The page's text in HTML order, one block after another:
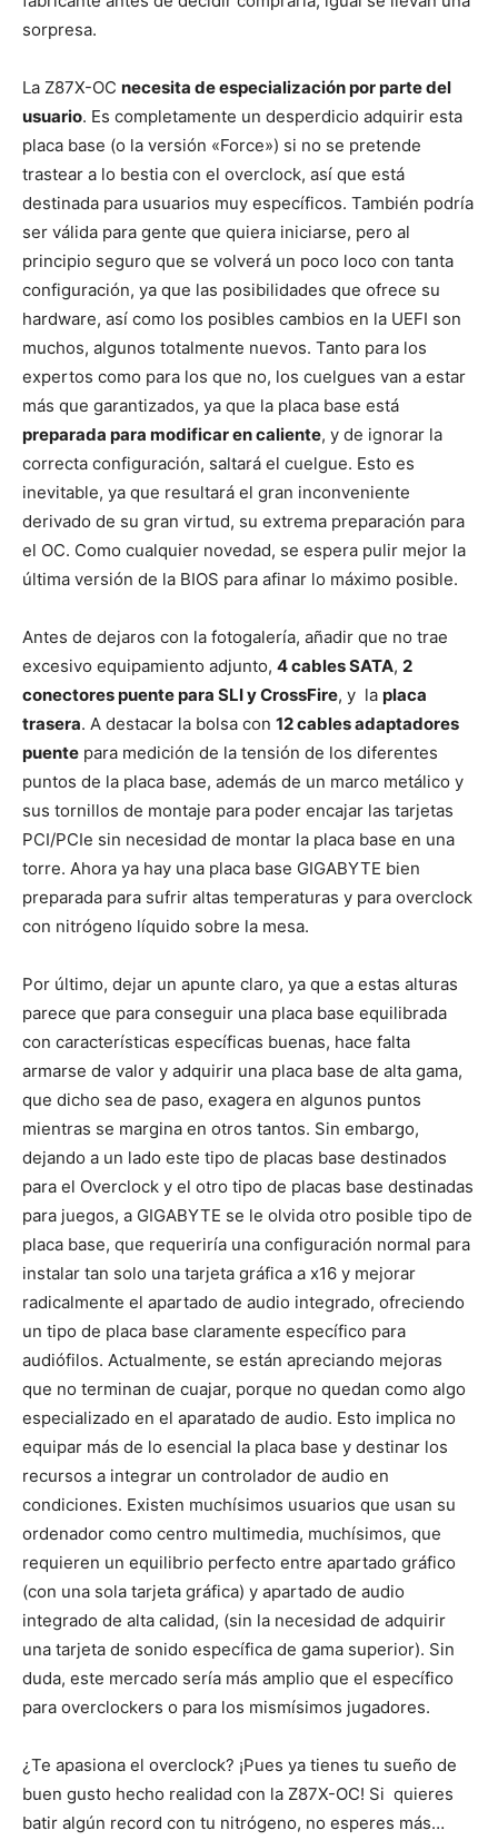
sorpresa.
La Z87X-OC necesita de especialización por parte del
usuario. Es completamente un desperdicio adquirir esta
placa base (o la versión «Force») si no se pretende
trastear a lo bestia con el overclock, así que está
destinada para usuarios muy específicos. También podría
ser válida para gente que quiera iniciarse, pero al
principio seguro que se volverá un poco loco con tanta
configuración, ya que las posibilidades que ofrece su
hardware, así como los posibles cambios en la UEFI son
muchos, algunos totalmente nuevos. Tanto para los
expertos como para los que no, los cuelgues van a estar
más que garantizados, ya que la placa base está
preparada para modificar en caliente, y de ignorar la
correcta configuración, saltará el cuelgue. Esto es
inevitable, ya que resultará el gran inconveniente
derivado de su gran virtud, su extrema preparación para
el OC. Como cualquier novedad, se espera pulir mejor la
última versión de la BIOS para afinar lo máximo posible.
Antes de dejaros con la fotogalería, añadir que no trae
excesivo equipamiento adjunto, 4 cables SATA, 2
conectores puente para SLI y CrossFire, y la placa
trasera. A destacar la bolsa con 12 cables adaptadores
puente para medición de la tensión de los diferentes
puntos de la placa base, además de un marco metálico y
sus tornillos de montaje para poder encajar las tarjetas
PCI/PCIe sin necesidad de montar la placa base en una
torre. Ahora ya hay una placa base GIGABYTE bien
preparada para sufrir altas temperaturas y para overclock
con nitrógeno líquido sobre la mesa.
Por último, dejar un apunte claro, ya que a estas alturas
parece que para conseguir una placa base equilibrada
con características específicas buenas, hace falta
armarse de valor y adquirir una placa base de alta gama,
que dicho sea de paso, exagera en algunos puntos
mientras se margina en otros tantos. Sin embargo,
dejando a un lado este tipo de placas base destinados
para el Overclock y el otro tipo de placas base destinadas
para juegos, a GIGABYTE se le olvida otro posible tipo de
placa base, que requeriría una configuración normal para
instalar tan solo una tarjeta gráfica a x16 y mejorar
radicalmente el apartado de audio integrado, ofreciendo
un tipo de placa base claramente específico para
audiófilos. Actualmente, se están apreciando mejoras
que no terminan de cuajar, porque no quedan como algo
especializado en el aparatado de audio. Esto implica no
equipar más de lo esencial la placa base y destinar los
recursos a integrar un controlador de audio en
condiciones. Existen muchísimos usuarios que usan su
ordenador como centro multimedia, muchísimos, que
requieren un equilibrio perfecto entre apartado gráfico
(con una sola tarjeta gráfica) y apartado de audio
integrado de alta calidad, (sin la necesidad de adquirir
una tarjeta de sonido específica de gama superior). Sin
duda, este mercado sería más amplio que el específico
para overclockers o para los mismísimos jugadores.
¿Te apasiona el overclock? ¡Pues ya tienes tu sueño de
buen gusto hecho realidad con la Z87X-OC! Si quieres
batir algún record con tu nitrógeno, no esperes más…